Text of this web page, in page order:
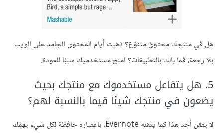
هل في منتجك محتوىً متنوّع؟ ذهبت أيام المحتوى الجامد على الويب
بلا رجعة، فما بالك بالتطبيقات؟ امنح مستخدميك سببًا للعودة.
5. هل يتفاعل مستخدموك مع منتجك بحيث
يضعون في منتجك شيئا قيما بالنسبة لهم؟
لا يتقن أحد هذا كما يتقنه Evernote. باعتباره حافظة لكل شيء يهمّك